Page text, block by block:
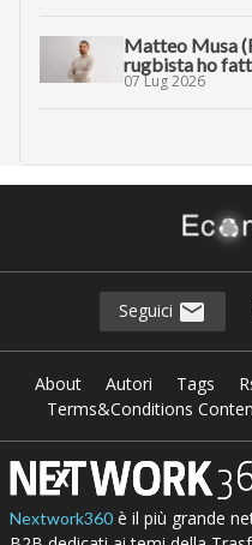
Matteo Musa
rugbista ho
07 Lug 2026
Seguici
About Autori Tags
Terms&Conditions
Nextwork360è il più grande